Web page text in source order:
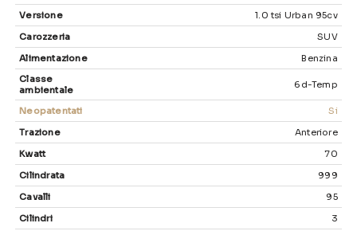
Versione
1.0 tsi Urban 95cv
Carozzeria
SUV
Alimentazione
Benzina
Classe
ambientale
6d-Temp
Trazione
Anteriore
Kwatt
70
Cilindrata
999
Cavalli
95
Cilindri
3
Neopatentati Si